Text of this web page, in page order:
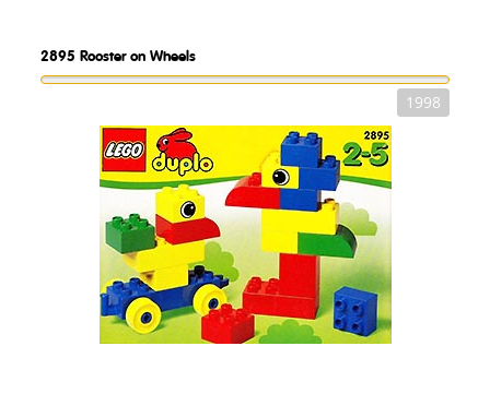
2895 Rooster on Wheels
1998